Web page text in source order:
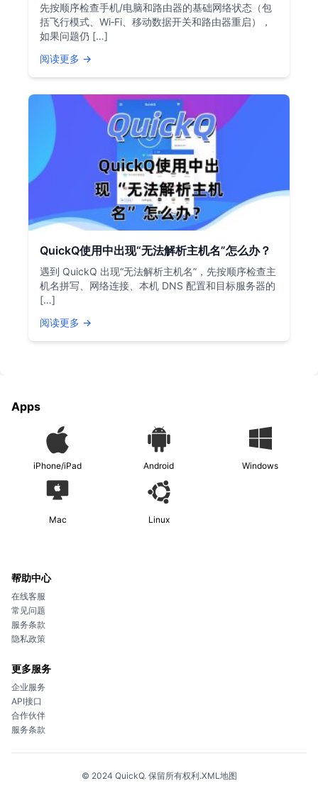
先按顺序检查手机/电脑和路由器的基础网络状态（包
括飞行模式、Wi‑Fi、移动数据开关和路由器重启），
如果问题仍 […]
阅读更多 →
QuickQ使用中出现“无法解析主机名”怎么办？
遇到 QuickQ 出现“无法解析主机名”，先按顺序检查主
机名拼写、网络连接、本机 DNS 配置和目标服务器的
[…]
阅读更多 →
Apps
iPhone/iPad Android Windows
Mac Linux
帮助中心
在线客服
常见问题
服务条款
隐私政策
更多服务
企业服务
API接口
合作伙伴
服务条款
© 2024 QuickQ. 保留所有权利.XML地图